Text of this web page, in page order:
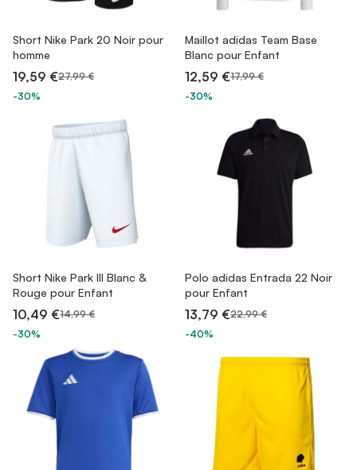
Short Nike Park 20 Noir pour
homme
19,59 €27,99 €
-30%
Maillot adidas Team Base
Blanc pour Enfant
12,59 €17,99 €
-30%
Short Nike Park III Blanc &
Rouge pour Enfant
10,49 €14,99 €
-30%
Polo adidas Entrada 22 Noir
pour Enfant
13,79 €22,99 €
-40%